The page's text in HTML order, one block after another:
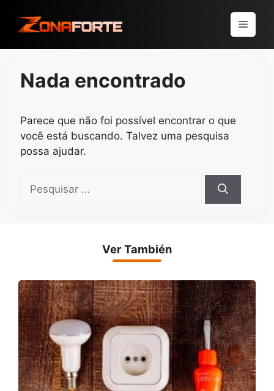
para
conteúdo
Menu
Nada encontrado
Parece que não foi possível encontrar o que
você está buscando. Talvez uma pesquisa
possa ajudar.
por:
Ver También